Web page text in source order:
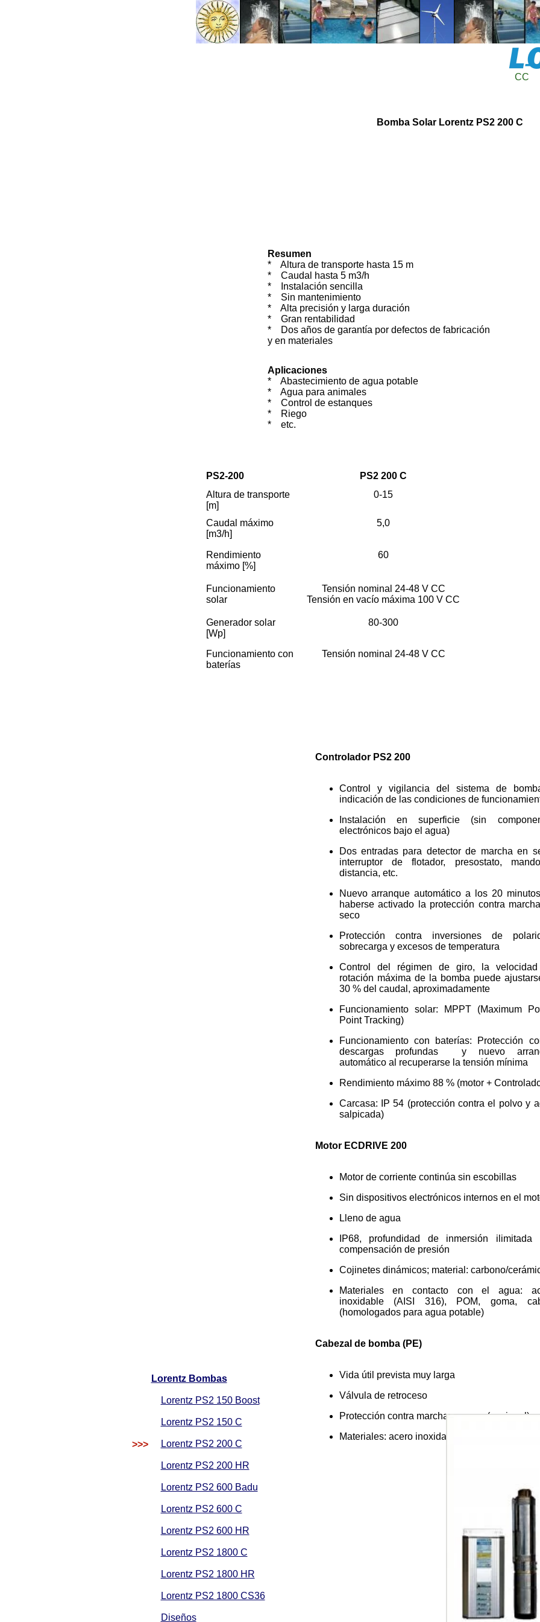
Resumen
* Altura de transporte hasta 15 m
* Caudal hasta 5 m3/h
* Instalación sencilla
* Sin mantenimiento
* Alta precisión y larga duración
* Gran rentabilidad
* Dos años de garantía por defectos de fabricación
y en materiales
Aplicaciones
* Abastecimiento de agua potable
* Agua para animales
* Control de estanques
*
Riego
* etc.
Bomba Solar Lorentz PS2 200 C
CC
PS2-200
PS2 200 C
0-15
5,0
60
Tensión nominal 24-48 V CC
Tensión en vacío máxima 100 V CC
80-300
Tensión nominal 24-48 V CC
Controlador PS2 200
Control y vigilancia del sistema de
indicación de las condiciones de
Instalación en superficie (sin
electrónicos bajo el agua)
Dos entradas para detector de marcha en
interruptor de flotador, presostato,
distancia, etc.
Nuevo arranque automático a los 20
haberse activado la protección contra
seco
Protección contra inversiones de
sobrecarga y excesos de temperatura
Control del régimen de giro, la
rotación máxima de la bomba puede
30 % del caudal, aproximadamente
Funcionamiento solar: MPPT (Maximum
Point Tracking)
Funcionamiento con baterías: Protección
descargas profundas y nuevo
automático al recuperarse la tensión mínima
Rendimiento máximo 88 % (motor +
Carcasa: IP 54 (protección contra el polvo y
salpicada)
Motor ECDRIVE 200
Motor de corriente continúa sin escobillas
Sin dispositivos electrónicos internos en el
Lleno de agua
IP68, profundidad de inmersión ilimitada
compensación de presión
Cojinetes dinámicos; material: carbono/
Materiales en contacto con el agua:
inoxidable (AISI 316), POM, goma,
(homologados para agua potable)
Cabezal de bomba (PE)
Vida útil prevista muy larga
Válvula de retroceso
Protección contra marcha en seco (opcional)
Materiales: acero inoxidable (AISI 316), goma
Lorentz Bombas
Lorentz PS2 150 Boost
Lorentz PS2 150 C
Lorentz PS2 200 C
Lorentz PS2 200 HR
Lorentz PS2 600 Badu
Lorentz PS2 600 C
Lorentz PS2 600 HR
Lorentz PS2 1800 C
Lorentz PS2 1800 HR
Lorentz PS2 1800 CS36
Diseños
>>>
Altura de transporte
[m]
Caudal máximo
[m3/h]
Rendimiento
máximo [%]
Funcionamiento
solar
Generador solar
[Wp]
Funcionamiento con
baterías